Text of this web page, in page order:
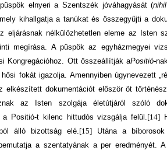
elnyeri a Szentszék jóváhagyását (
kihallgatja a tanúkat és összegyűjti a
eljárásnak nélkülözhetetlen eleme az Isten
megírása. A püspök az egyházmegyei
Kongregációhoz. Ott összeállítják aPositió-
fokát igazolja. Amennyiben úgynevezett
elkészített dokumentációt először öt
az Isten szolgája életútjáról szóló
Positió-t kilenc hittudós vizsgálja felül.[14]
álló bizottság elé.[15] Utána a
a szentatyának a per ered­ményét.